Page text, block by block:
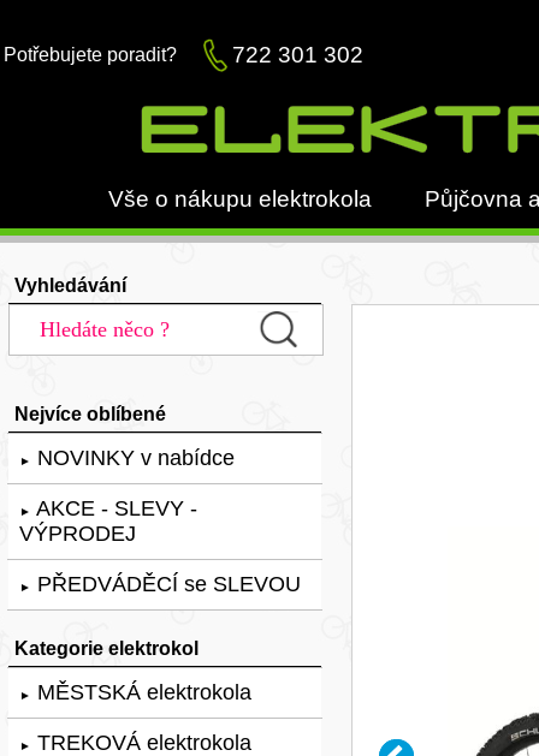
Potřebujete poradit? 722 301 302
Vše o nákupu elektrokola Půjčovna
Vyhledávání
Nejvíce oblíbené
► NOVINKY v nabídce
► AKCE - SLEVY -
VÝPRODEJ
► PŘEDVÁDĚCÍ se SLEVOU
Kategorie elektrokol
► MĚSTSKÁ elektrokola
► TREKOVÁ elektrokola